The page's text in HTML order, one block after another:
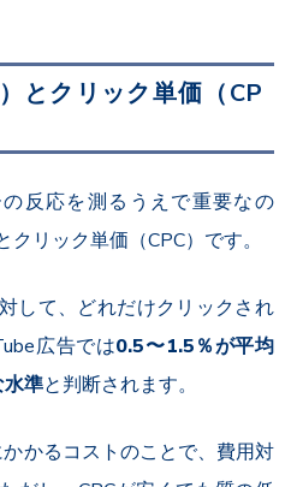
）とクリック単価（CP
反応を測るうえで重要なの
クリック単価（CPC）です。
して、どれだけクリックされ
広告では0.5〜1.5％が平均
水準と判断されます。
かるコストのことで、費用対